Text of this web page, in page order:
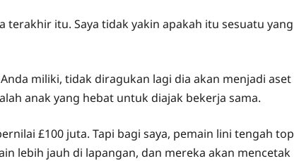
terakhir itu. Saya tidak yakin apakah itu sesuatu yang
miliki, tidak diragukan lagi dia akan menjadi aset
anak yang hebat untuk diajak bekerja sama.
£100 juta. Tapi bagi saya, pemain lini tengah top
lebih jauh di lapangan, dan mereka akan mencetak